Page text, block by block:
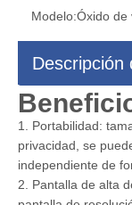
Modelo:Óxido de
Descripción
1. Portabilidad:
privacidad, se
independiente de
2. Pantalla de alta